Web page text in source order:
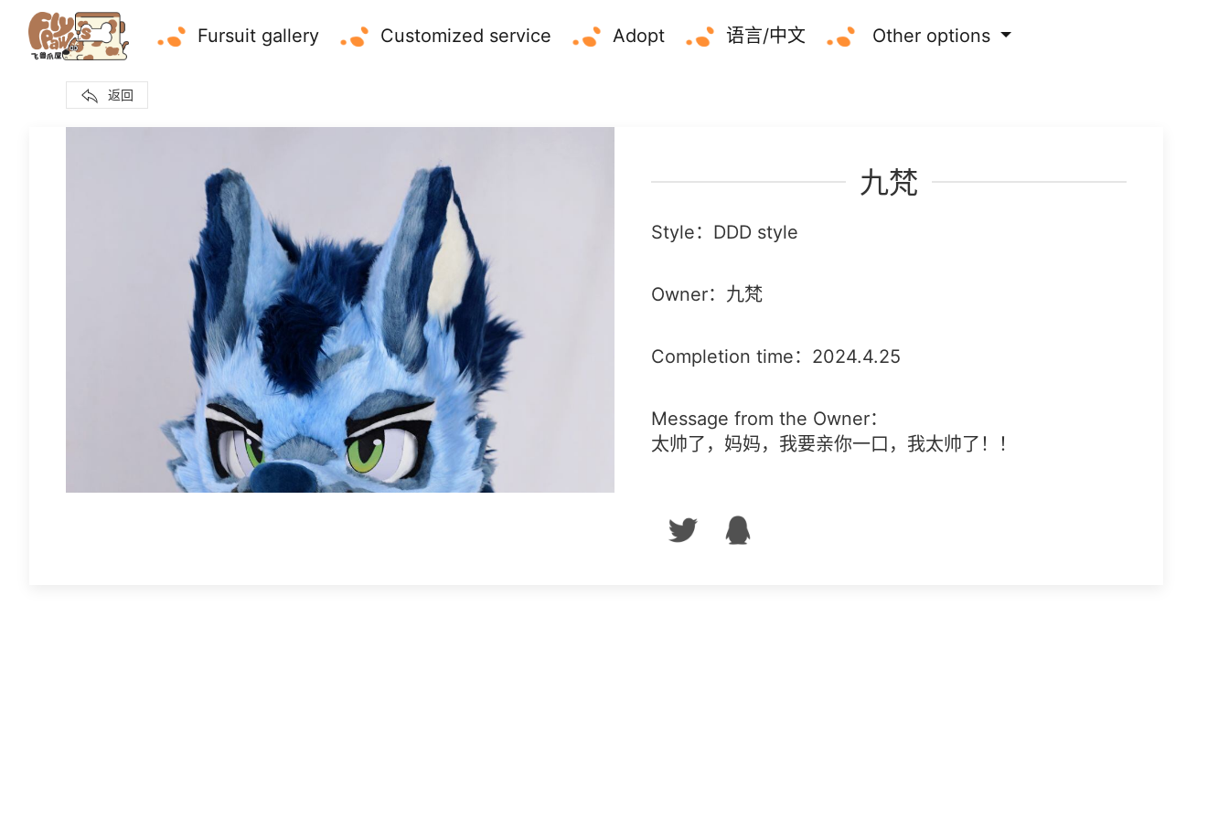
Fursuit gallery Customized service Adopt 语言/中文 Other options
返回
九梵
Style：DDD style
Owner：九梵
Completion time：2024.4.25
Message from the Owner：
太帅了，妈妈，我要亲你一口，我太帅了！！